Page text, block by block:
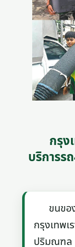
กรุง
บริการร
ขนของ
กรุงเทพเ
ปริมณฑล